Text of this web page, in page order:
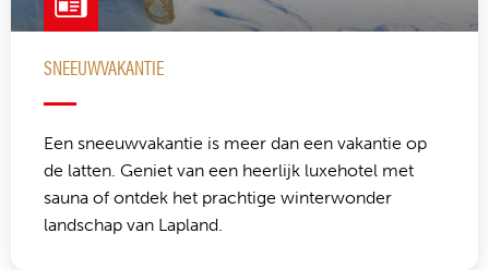
SNEEUWVAKANTIE
Een sneeuwvakantie is meer dan een vakantie op
de latten. Geniet van een heerlijk luxehotel met
sauna of ontdek het prachtige winterwonder
landschap van Lapland.